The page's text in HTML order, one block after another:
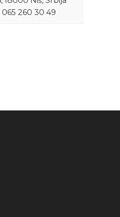
065 260 30 49